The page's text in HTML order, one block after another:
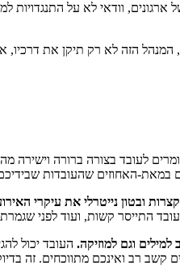
וודאי לא על התנגדויות
הזה לא רק תיקן את דרכיו,
לעובד בצורה ברורה
במאת-האחוזים שהעובדות שבידיכם
ובטון נייטרלי את עיקרי
התייסר קשות, ועוד לפני
וגם למוזיקה. העובד יכול
קשב רב ואינכם מתווכחים. זה